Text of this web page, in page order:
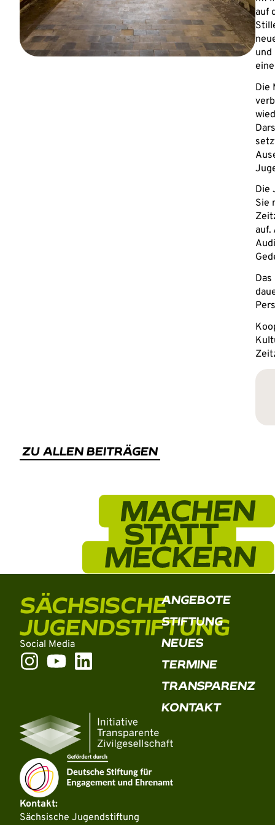
ZU ALLEN BEITRÄGEN
auf
und
Die
Die
Sie
auf.
SÄCHSISCHE
JUGENDSTIFTUNG
Social Media
ANGEBOTE
STIFTUNG
NEUES
TERMINE
TRANSPARENZ
KONTAKT
Kontakt:
Sächsische Jugendstiftung